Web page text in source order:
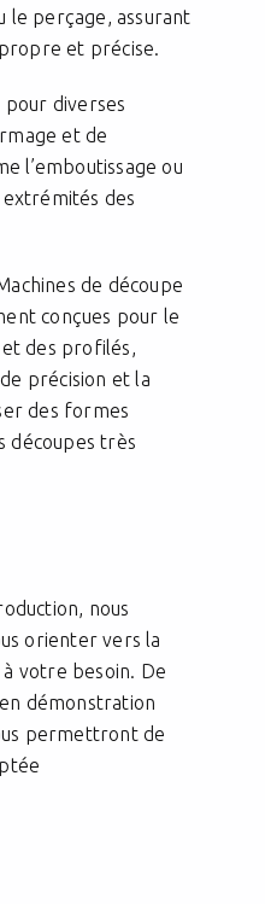
le perçage, assurant
et précise.
pour diverses
et de
l’emboutissage ou
extrémités des
de découpe
conçues pour le
des profilés,
précision et la
des formes
découpes très
nous
orienter vers la
votre besoin. De
démonstration
permettront de